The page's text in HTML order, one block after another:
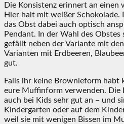
Die Konsistenz erinnert an einen
Hier halt mit weißer Schokolade.
das Obst dabei auch optisch
Pendant. In der Wahl des
gefällt neben der Variante mit
Varianten mit Erdbeeren,
gut.
Falls ihr keine Brownieform habt
eure Muffinform verwenden. Die
auch bei Kids sehr gut an – und
Kindergarten oder auf dem
weil sie mit wenigen Bissen im